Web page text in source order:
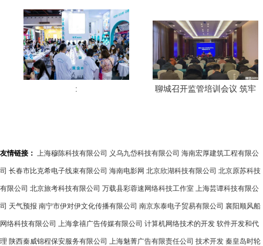
:
聊城召开监管培训会议 筑牢
友情链接： 上海穆陈科技有限公司 义乌九岱科技有限公司 海南宏厚建筑工程有限公
司 长春市比克希电子线束有限公司 海南电影网 北京欣湖科技有限公司 北京原苏科技
有限公司 北京旅考科技有限公司 万载县彩蓉速网络科技工作室 上海芸谭科技有限公
司 天气预报 南宁市伊对伊文化传播有限公司 南京东泰电子贸易有限公司 襄阳顺风船
网络科技有限公司 上海拿禧广告传媒有限公司 计算机网络技术的开发 软件开发和代
理 陕西秦威锦程保安服务有限公司 上海魅菁广告有限责任公司 技术开发 秦皇岛时轮